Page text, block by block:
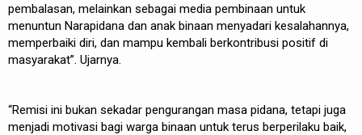
pembalasan, melainkan sebagai media pembinaan untuk
menuntun Narapidana dan anak binaan menyadari kesalahannya,
memperbaiki diri, dan mampu kembali berkontribusi positif di
masyarakat”. Ujarnya.
“Remisi ini bukan sekadar pengurangan masa pidana, tetapi juga
menjadi motivasi bagi warga binaan untuk terus berperilaku baik,